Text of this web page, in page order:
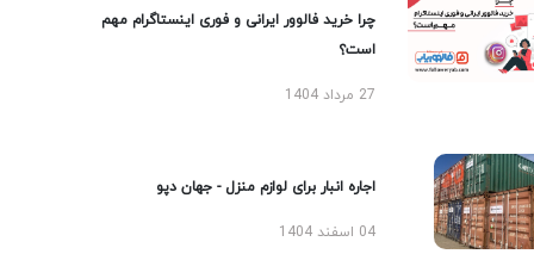
چرا خرید فالوور ایرانی و فوری اینستاگرام مهم
است؟
27 مرداد 1404
اجاره انبار برای لوازم منزل - جهان دپو
04 اسفند 1404